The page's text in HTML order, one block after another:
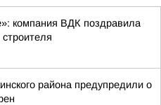
компания ВДК поздравила
района предупредили о